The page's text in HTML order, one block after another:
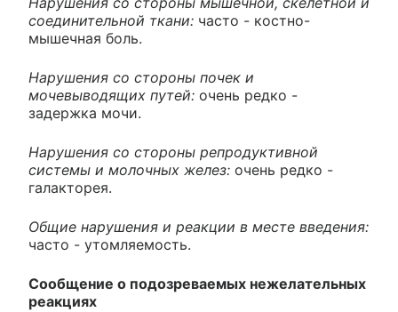
соединительной ткани: часто - костно-
мышечная боль.
Нарушения со стороны почек и
мочевыводящих путей: очень редко -
задержка мочи.
Нарушения со стороны репродуктивной
системы и молочных желез: очень редко -
галакторея.
Общие нарушения и реакции в месте введения:
часто - утомляемость.
Сообщение о подозреваемых нежелательных
реакциях